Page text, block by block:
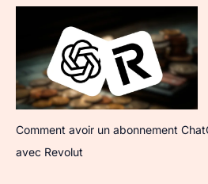
Comment avoir un abonnement
avec Revolut